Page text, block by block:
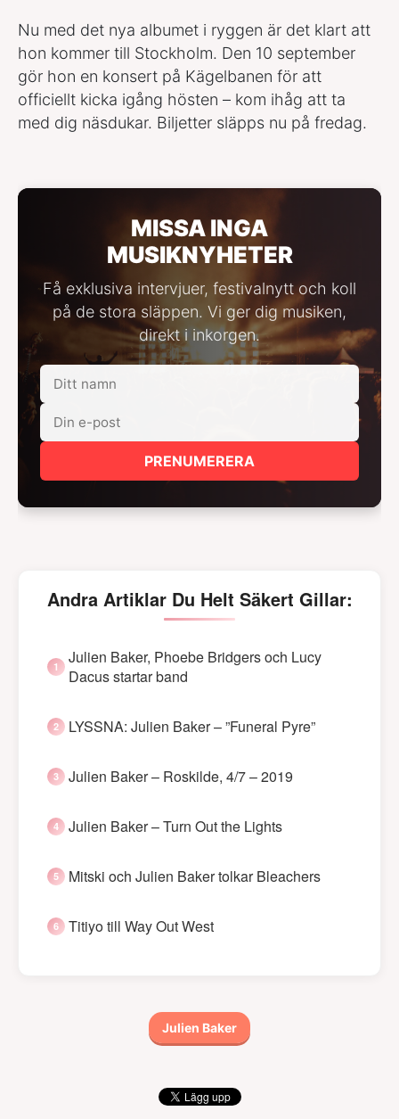
Nu med det nya albumet i ryggen är det klart att
hon kommer till Stockholm. Den 10 september
gör hon en konsert på Kägelbanen för att
officiellt kicka igång hösten – kom ihåg att ta
med dig näsdukar. Biljetter släpps nu på fredag.
MISSA INGA
MUSIKNYHETER
Få exklusiva intervjuer, festivalnytt och koll
på de stora släppen. Vi ger dig musiken,
direkt i inkorgen.
PRENUMERERA
Andra Artiklar Du Helt Säkert Gillar:
Julien Baker, Phoebe Bridgers och Lucy
Dacus startar band
LYSSNA: Julien Baker – ”Funeral Pyre”
Julien Baker – Roskilde, 4/7 – 2019
Julien Baker – Turn Out the Lights
Mitski och Julien Baker tolkar Bleachers
Titiyo till Way Out West
Julien Baker